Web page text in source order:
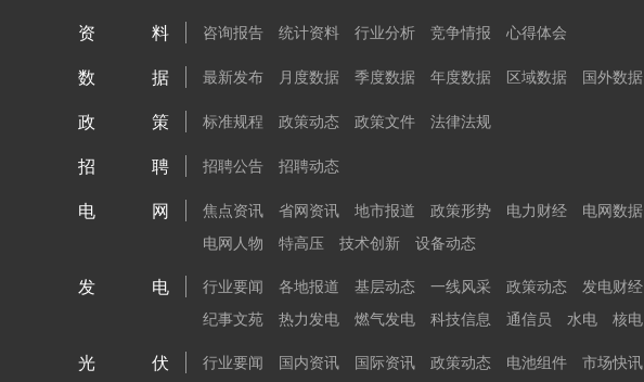
资料 咨询报告 统计资料 行业分析 竞争情报 心得体会
数据 最新发布 月度数据 季度数据 年度数据 区域数据 国外数据
政策 标准规程 政策动态 政策文件 法律法规
招聘 招聘公告 招聘动态
电网 焦点资讯 省网资讯 地市报道 政策形势 电力财经 电网数据
电网人物
特高压 技术创新 设备动态
发电 行业要闻 各地报道 基层动态 一线风采 政策动态 发电财经
纪事文苑
热力发电 燃气发电 科技信息 通信员 水电 核电
光伏 行业要闻 国内资讯 国际资讯 政策动态 电池组件 市场快讯